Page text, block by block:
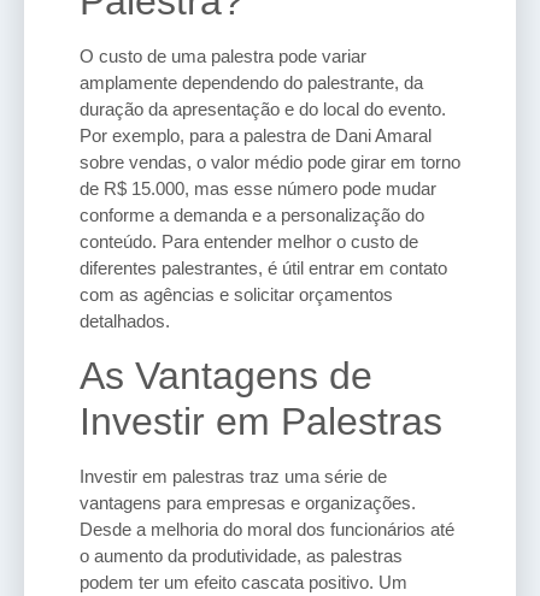
O custo de uma palestra pode variar
amplamente dependendo do palestrante, da
duração da apresentação e do local do evento.
Por exemplo, para a palestra de Dani Amaral
sobre vendas, o valor médio pode girar em torno
de R$ 15.000, mas esse número pode mudar
conforme a demanda e a personalização do
conteúdo. Para entender melhor o custo de
diferentes palestrantes, é útil entrar em contato
com as agências e solicitar orçamentos
detalhados.
As Vantagens de
Investir em Palestras
Investir em palestras traz uma série de
vantagens para empresas e organizações.
Desde a melhoria do moral dos funcionários até
o aumento da produtividade, as palestras
podem ter um efeito cascata positivo. Um